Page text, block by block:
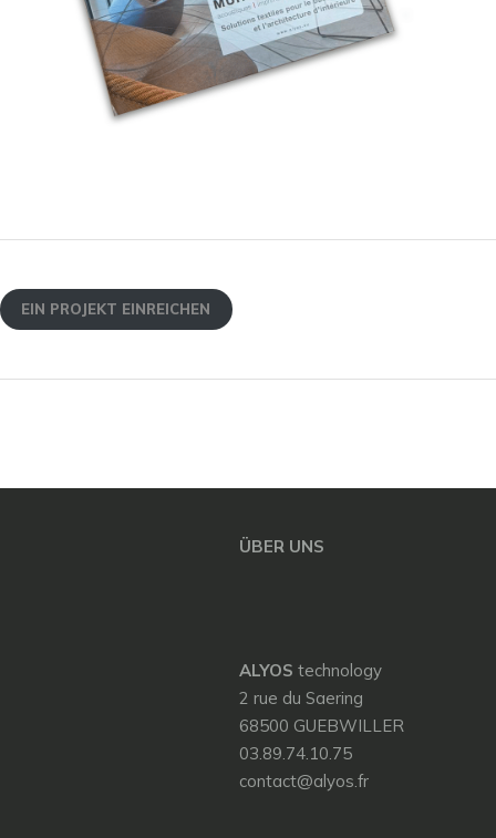
EIN PROJEKT EINREICHEN
ÜBER UNS
ALYOS technology
2 rue du Saering
68500 GUEBWILLER
03.89.74.10.75
contact@alyos.fr